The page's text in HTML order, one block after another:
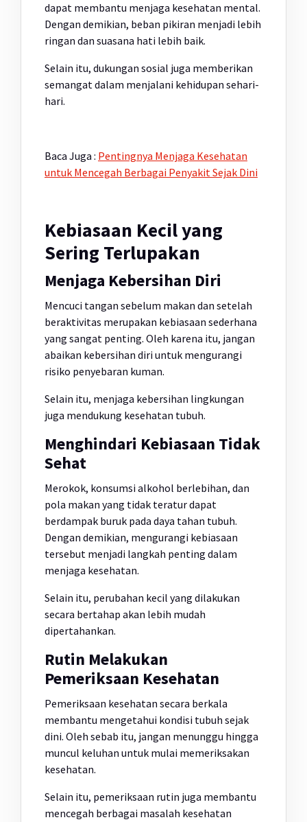
dapat membantu menjaga kesehatan mental.
Dengan demikian, beban pikiran menjadi lebih
ringan dan suasana hati lebih baik.
Selain itu, dukungan sosial juga memberikan
semangat dalam menjalani kehidupan sehari-
hari.
Baca Juga : Pentingnya Menjaga Kesehatan
untuk Mencegah Berbagai Penyakit Sejak Dini
Kebiasaan Kecil yang
Sering Terlupakan
Menjaga Kebersihan Diri
Mencuci tangan sebelum makan dan setelah
beraktivitas merupakan kebiasaan sederhana
yang sangat penting. Oleh karena itu, jangan
abaikan kebersihan diri untuk mengurangi
risiko penyebaran kuman.
Selain itu, menjaga kebersihan lingkungan
juga mendukung kesehatan tubuh.
Menghindari Kebiasaan Tidak
Sehat
Merokok, konsumsi alkohol berlebihan, dan
pola makan yang tidak teratur dapat
berdampak buruk pada daya tahan tubuh.
Dengan demikian, mengurangi kebiasaan
tersebut menjadi langkah penting dalam
menjaga kesehatan.
Selain itu, perubahan kecil yang dilakukan
secara bertahap akan lebih mudah
dipertahankan.
Rutin Melakukan
Pemeriksaan Kesehatan
Pemeriksaan kesehatan secara berkala
membantu mengetahui kondisi tubuh sejak
dini. Oleh sebab itu, jangan menunggu hingga
muncul keluhan untuk mulai memeriksakan
kesehatan.
Selain itu, pemeriksaan rutin juga membantu
mencegah berbagai masalah kesehatan